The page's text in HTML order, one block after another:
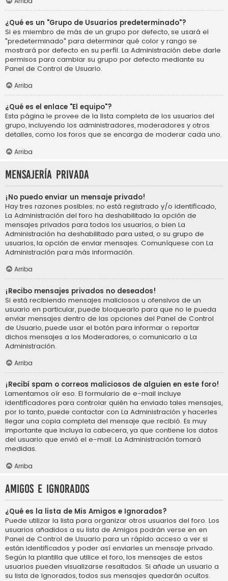
¿Qué es un "Grupo de Usuarios predeterminado"?
Si es miembro de más de un grupo por defecto, se usará el
"predeterminado" para determinar qué color y rango se
mostrará por defecto en su perfil. La Administración debe darle
permisos para cambiar su grupo por defecto mediante su
Panel de Control de Usuario.
Arriba
¿Qué es el enlace "El equipo"?
Esta página le provee de la lista completa de los usuarios del
grupo, incluyendo los administradores, moderadores y otros
detalles, como los foros que se encarga de moderar cada uno.
Arriba
Mensajería privada
¡No puedo enviar un mensaje privado!
Hay tres razones posibles; no está registrado y/o identificado,
La Administración del foro ha deshabilitado la opción de
mensajes privados para todos los usuarios, o bien La
Administración ha deshabilitado para usted, o su grupo de
usuarios, la opción de enviar mensajes. Comuníquese con La
Administración para más información.
Arriba
¡Recibo mensajes privados no deseados!
Si está recibiendo mensajes maliciosos u ofensivos de un
usuario en particular, puede bloquearlo para que no le pueda
enviar mensajes dentro de las opciones del Panel de Control
de Usuario, puede usar el botón para informar o reportar
dichos mensajes a los Moderadores, o comunicarlo a La
Administración.
Arriba
¡Recibí spam o correos maliciosos de alguien en este foro!
Lamentamos oír eso. El formulario de e-mail incluye
identificadores para controlar quién ha enviado tales mensajes,
por lo tanto, puede contactar con La Administración y hacerles
llegar una copia completa del mensaje que recibió. Es muy
importante que incluya la cabecera, ya que contiene los datos
del usuario que envió el e-mail. La Administración tomará
medidas.
Arriba
Amigos e Ignorados
¿Qué es la lista de Mis Amigos e Ignorados?
Puede utilizar la lista para organizar otros usuarios del foro. Los
usuarios añadidos a su lista de Amigos podrán verse en en
Panel de Control de Usuario para un rápido acceso a ver si
están identificados y poder así enviarles un mensaje privado.
Según la plantilla que utilice el foro, los mensajes de estos
usuarios pueden visualizarse resaltados. Si añade un usuario a
su lista de Ignorados, todos sus mensajes quedarán ocultos.